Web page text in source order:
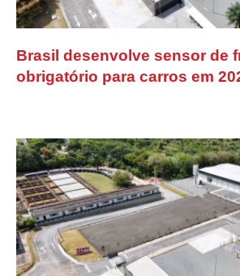
Brasil desenvolve sensor de
obrigatório para carros em